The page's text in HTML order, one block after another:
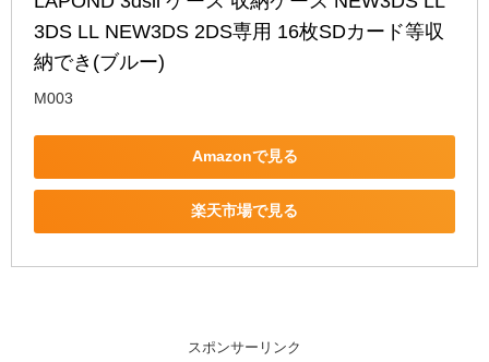
3DS LL NEW3DS 2DS専用 16枚SDカード等収
納でき(ブルー)
M003
Amazonで見る
楽天市場で見る
スポンサーリンク